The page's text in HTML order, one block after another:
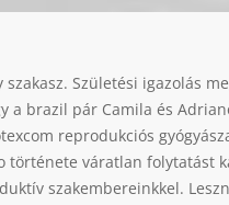
szakasz. Születési igazolás
a brazil pár Camila és
reprodukciós
története váratlan folytatást
szakembereinkkel.